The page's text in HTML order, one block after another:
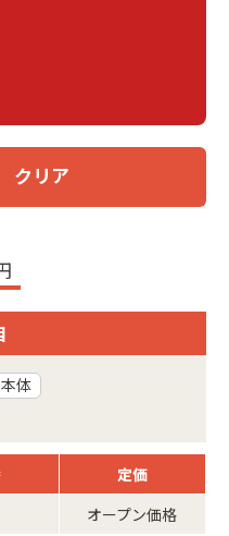
クリア
体
定価
オープン価格